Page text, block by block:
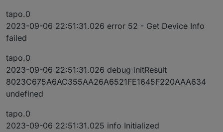
tapo.0
2023-09-06 22:51:31.026 error 52 - Get Device Info
failed
tapo.0
2023-09-06 22:51:31.026 debug initResult
8023C675A6AC355AA26A6521FE1645F220AAA634
undefined
tapo.0
2023-09-06 22:51:31.025 info Initialized